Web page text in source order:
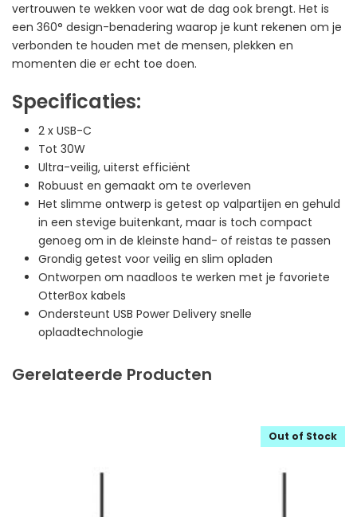
vertrouwen te wekken voor wat de dag ook brengt. Het is
een 360° design-benadering waarop je kunt rekenen om je
verbonden te houden met de mensen, plekken en
momenten die er echt toe doen.
Specificaties:
2 x USB-C
Tot 30W
Ultra-veilig, uiterst efficiënt
Robuust en gemaakt om te overleven
Het slimme ontwerp is getest op valpartijen en gehuld
in een stevige buitenkant, maar is toch compact
genoeg om in de kleinste hand- of reistas te passen
Grondig getest voor veilig en slim opladen
Ontworpen om naadloos te werken met je favoriete
OtterBox kabels
Ondersteunt USB Power Delivery snelle
oplaadtechnologie
Gerelateerde Producten
Out of Stock